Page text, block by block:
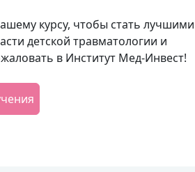
курсу, чтобы стать лучшими
детской травматологии и
в Институт Мед-Инвест!